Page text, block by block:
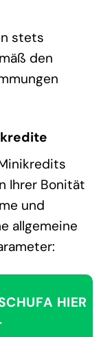
stets
den
Ihrer Bonität
und
allgemeine
HIER